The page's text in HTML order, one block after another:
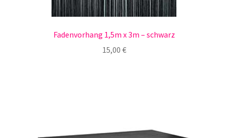
Fadenvorhang 1,5m x 3m – schwarz
15,00 €